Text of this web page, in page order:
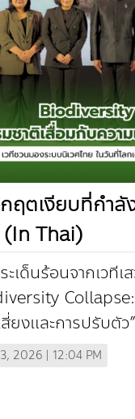
ฤตเงียบที่กำลั
Thai)
เด็นร้อนจากเวทีเ
สี่ยงและการปรับตั
งแวดล้อมโลก สิ่งแ
2026 | 12:04 PM